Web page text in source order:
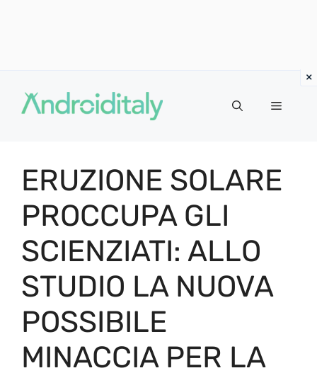
contenuto
MENU
ERUZIONE SOLARE
PROCCUPA GLI
SCIENZIATI: ALLO
STUDIO LA NUOVA
POSSIBILE
MINACCIA PER LA